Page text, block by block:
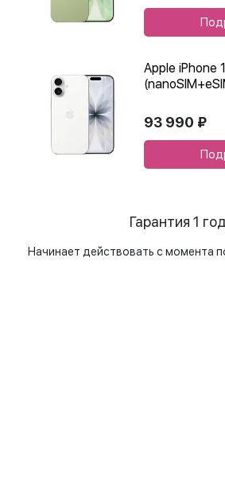
Apple iPhone
93 990 ₽
Гарантия 1
Начинает действовать с момента